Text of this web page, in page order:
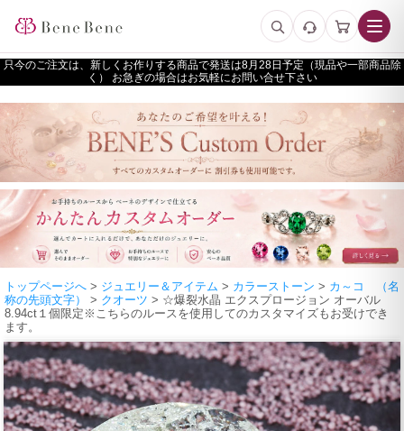
只今のご注文は、新しくお作りする商品で発送は
予定（現品や一部商品除
く） お急ぎの場合はお気軽にお問い合せ下さい
トップページへ > ジュエリー＆アイテム > カラーストーン > カ～コ （名
称の先頭文字）
> クオーツ > ☆爆裂水晶 エクスプロージョン オーバル
8.94ct１個限定※こちらのルースを使用してのカスタマイズもお受けでき
ます。